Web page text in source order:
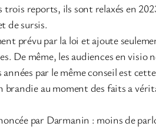
reports, ils sont relaxés en
de sursis.
prévu par la loi et ajoute
De même, les audiences en visio
par le même conseil est
brandie au moment des faits a
par Darmanin : moins de